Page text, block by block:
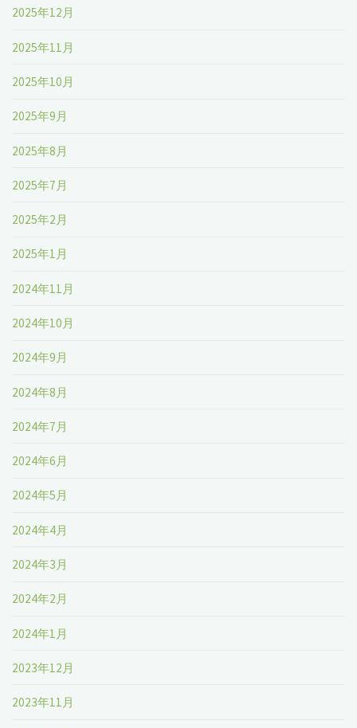
2025年12月
2025年11月
2025年10月
2025年9月
2025年8月
2025年7月
2025年2月
2025年1月
2024年11月
2024年10月
2024年9月
2024年8月
2024年7月
2024年6月
2024年5月
2024年4月
2024年3月
2024年2月
2024年1月
2023年12月
2023年11月